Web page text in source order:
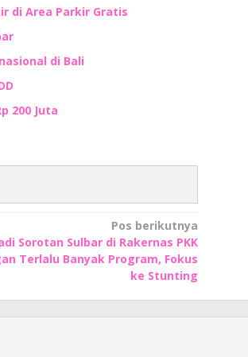
di Area Parkir Gratis
di Bali
200 Juta
Pos berikutnya
Sorotan Sulbar di Rakernas PKK
Terlalu Banyak Program, Fokus
ke Stunting